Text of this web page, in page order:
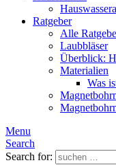
Ratgeber
Alle
Laubbläser
Überblick:
Materialien
Was
Menu
Search
Search for: